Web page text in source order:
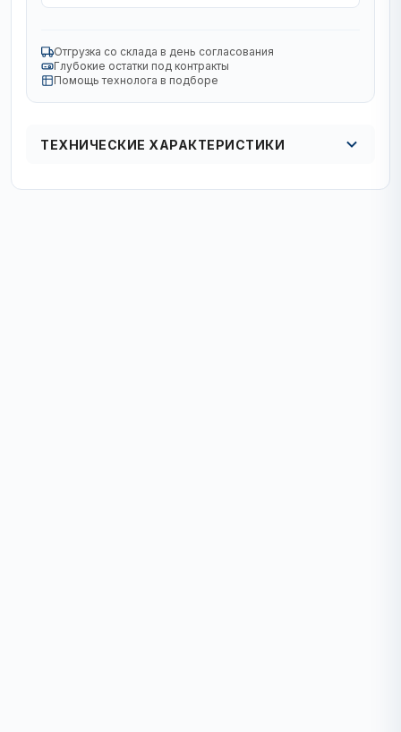
Отгрузка со склада в день согласования
Глубокие остатки под контракты
Помощь технолога в подборе
ТЕХНИЧЕСКИЕ ХАРАКТЕРИСТИКИ
Кол в упаковке